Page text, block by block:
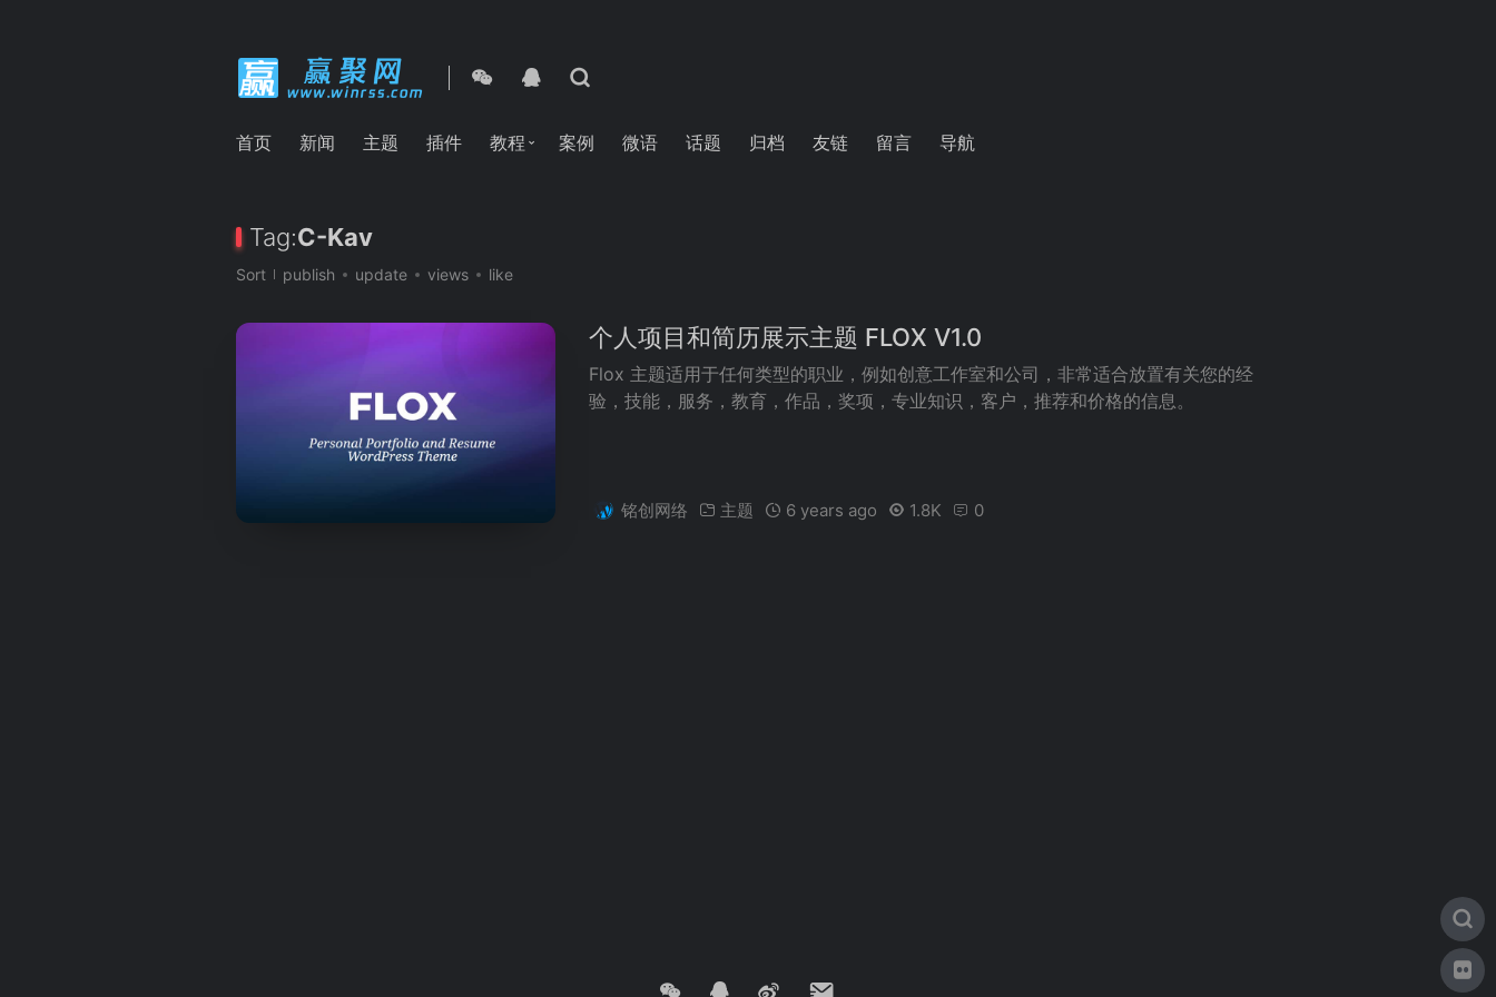
首页 新闻 主题 插件 教程 案例 微语 话题 归档 友链 留言 导航
Tag:C-Kav
Sort publish update views like
个人项目和简历展示主题 FLOX V1.0
铭创网络 主题 6 years ago 1.8K 0
Flox 主题适用于任何类型的职业，例如创意工作室和公司，非常适合放置有关您的经
验，技能，服务，教育，作品，奖项，专业知识，客户，推荐和价格的信息。